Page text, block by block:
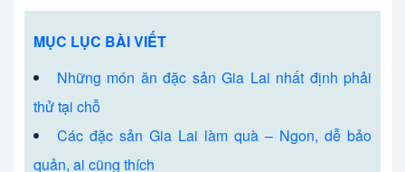
MỤC LỤC BÀI VIẾT
Những món ăn đặc sản Gia Lai nhất định phải
thử tại chỗ
Các đặc sản Gia Lai làm quà – Ngon, dễ bảo
quản, ai cũng thích